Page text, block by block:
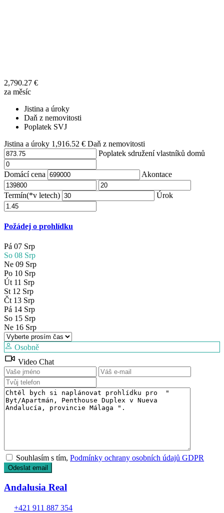
2,790.27 €
za měsíc
Jistina a úroky
Daň z nemovitosti
Poplatek SVJ
Jistina a úroky 1,916.52 €Daň z nemovitosti
Poplatek sdružení vlastníků domů
Domácí cena Akontace
Termín(*v letech) Úrok
Požádej o prohlídku
Pá 07 Srp
So 08 Srp
Ne 09 Srp
Po 10 Srp
Út 11 Srp
St 12 Srp
Čt 13 Srp
Pá 14 Srp
So 15 Srp
Ne 16 Srp
Osobně
Video Chat
Souhlasím s tím,Podmínky ochrany osobních údajů GDPR
Andalusia Real
+421 911 887 354